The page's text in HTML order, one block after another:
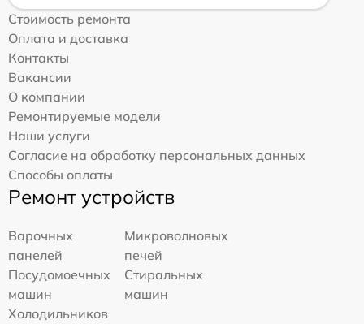
Стоимость ремонта
Оплата и доставка
Контакты
Вакансии
О компании
Ремонтируемые модели
Наши услуги
Согласие на обработку персональных данных
Способы оплаты
Ремонт устройств
Варочных
панелей
Микроволновых
печей
Посудомоечных
машин
Стиральных
машин
Холодильников